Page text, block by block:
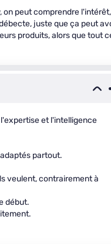
on peut comprendre
juste que ça peut
produits, alors que tout
et l'intelligence
partout.
veulent, contrairement à
début.